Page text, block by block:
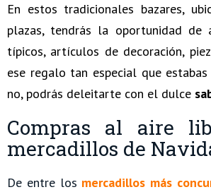
En estos tradicionales bazares,
plazas, tendrás la oportunidad de
típicos, artículos de decoración,
ese regalo tan especial que estabas
no, podrás deleitarte con el dulce
Compras al aire
mercadillos de
De entre los mercadillos más